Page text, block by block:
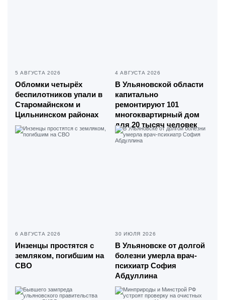
5 АВГУСТА 2026
Обломки четырёх
беспилотников упали в
Старомайнском и
Цильнинском районах
4 АВГУСТА 2026
В Ульяновской области
капитально
ремонтируют 101
многоквартирный дом
для 20 тысяч человек
6 АВГУСТА 2026
Инзенцы простятся с
земляком, погибшим на
СВО
30 ИЮЛЯ 2026
В Ульяновске от долгой
болезни умерла врач-
психиатр София
Абдуллина